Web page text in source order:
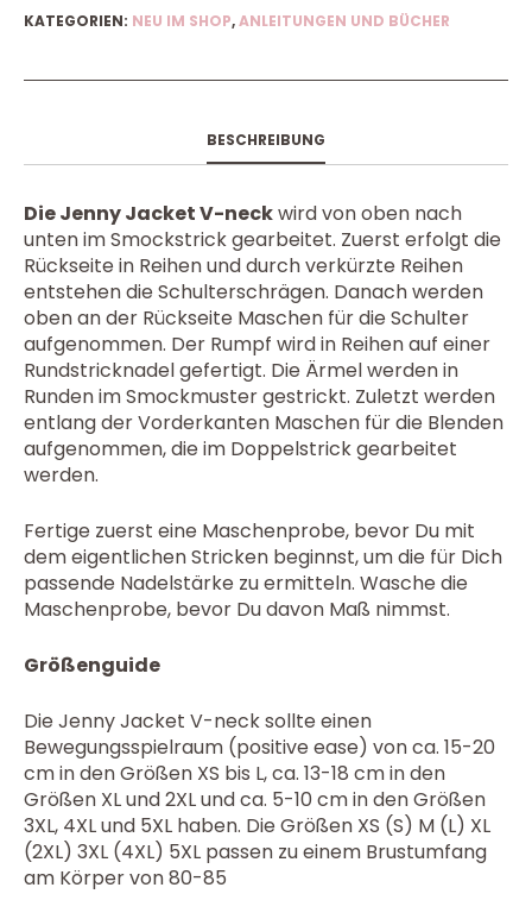
KATEGORIEN: NEU IM SHOP,ANLEITUNGEN UND BÜCHER
BESCHREIBUNG
Die Jenny Jacket V-neckwird von oben nach
unten im Smockstrick gearbeitet. Zuerst erfolgt die
Rückseite in Reihen und durch verkürzte Reihen
entstehen die Schulterschrägen. Danach werden
oben an der Rückseite Maschen für die Schulter
aufgenommen. Der Rumpf wird in Reihen auf einer
Rundstricknadel gefertigt. Die Ärmel werden in
Runden im Smockmuster gestrickt. Zuletzt werden
entlang der Vorderkanten Maschen für die Blenden
aufgenommen, die im Doppelstrick gearbeitet
werden.
Fertige zuerst eine Maschenprobe, bevor Du mit
dem eigentlichen Stricken beginnst, um die für Dich
passende Nadelstärke zu ermitteln. Wasche die
Maschenprobe, bevor Du davon Maß nimmst.
Größenguide
Die Jenny Jacket V-neck sollte einen
Bewegungsspielraum (positive ease) von ca. 15-20
cm in den Größen XS bis L, ca. 13-18 cm in den
Größen XL und 2XL und ca. 5-10 cm in den Größen
3XL, 4XL und 5XL haben. Die Größen XS (S) M (L) XL
(2XL) 3XL (4XL) 5XL passen zu einem Brustumfang
am Körper von 80-85